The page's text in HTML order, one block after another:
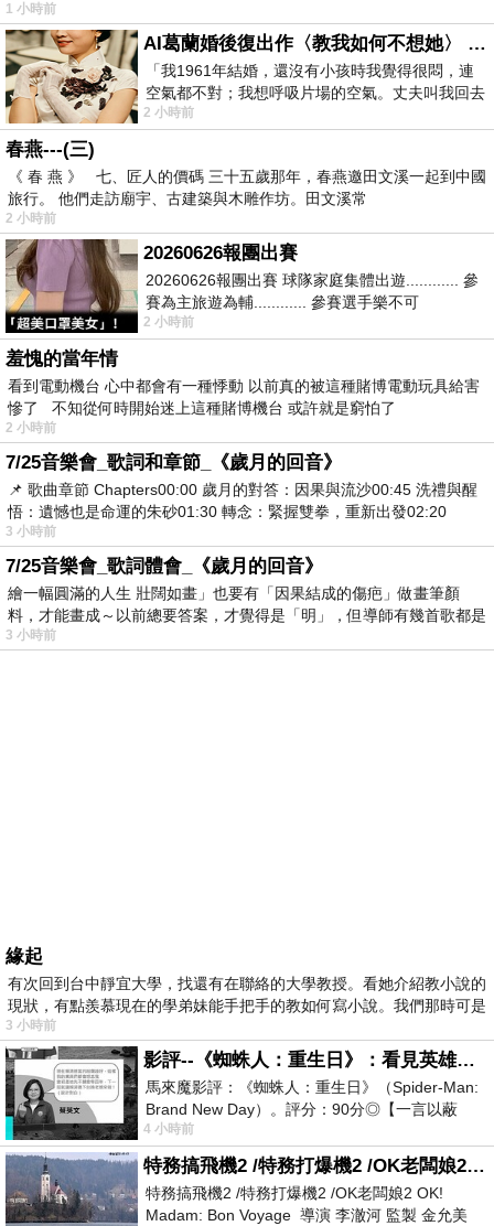
1 小時前
AI葛蘭婚後復出作〈教我如何不想她〉 #戀上老電影 #葛蘭 #粟子
「我1961年結婚，還沒有小孩時我覺得很悶，連
空氣都不對；我想呼吸片場的空氣。丈夫叫我回去
試試看……拍了〈教我如何不想她〉（1963
2 小時前
春燕---(三)
《 春 燕 》 七、匠人的價碼 三十五歲那年，春燕邀田文溪一起到中國
旅行。 他們走訪廟宇、古建築與木雕作坊。田文溪常
2 小時前
20260626報團出賽
20260626報團出賽 球隊家庭集體出遊............ 參
賽為主旅遊為輔............ 參賽選手樂不可
支............ 賽前旅遊
2 小時前
羞愧的當年情
看到電動機台 心中都會有一種悸動 以前真的被這種賭博電動玩具給害
慘了 不知從何時開始迷上這種賭博機台 或許就是窮怕了
2 小時前
7/25音樂會_歌詞和章節_《歲月的回音》
📌 歌曲章節 Chapters00:00​ 歲月的對答：因果與流沙00:45​ 洗禮與醒
悟：遺憾也是命運的朱砂01:30​ 轉念：緊握雙拳，重新出發02:20
3 小時前
7/25音樂會_歌詞體會_《歲月的回音》
繪一幅圓滿的人生 壯闊如畫」也要有「因果結成的傷疤」做畫筆顏
料，才能畫成～以前總要答案，才覺得是「明」，但導師有幾首歌都是
在教
3 小時前
緣起
有次回到台中靜宜大學，找還有在聯絡的大學教授。看她介紹教小說的
現狀，有點羨慕現在的學弟妹能手把手的教如何寫小說。我們那時可是
3 小時前
影評--《蜘蛛人：重生日》：看見英雄的孤獨與重生
馬來魔影評：《蜘蛛人：重生日》（Spider-Man:
Brand New Day）。評分：90分◎【一言以蔽
之】：一個失去一切的英雄，學會放下孤獨、
4 小時前
特務搞飛機2 /特務打爆機2 /OK老闆娘2 OK! Madam: Bon Voyage
特務搞飛機2 /特務打爆機2 /OK老闆娘2 OK!
Madam: Bon Voyage 導演 李澈河 監製 金允美